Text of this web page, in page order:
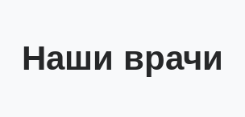
Наши врачи